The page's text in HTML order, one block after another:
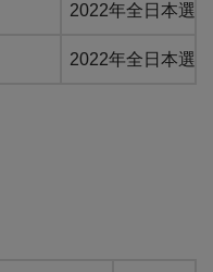
2022年全日本選
2022年全日本選